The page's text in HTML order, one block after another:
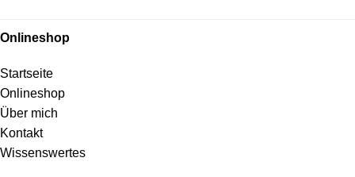
Onlineshop
Startseite
Onlineshop
Über mich
Kontakt
Wissenswertes